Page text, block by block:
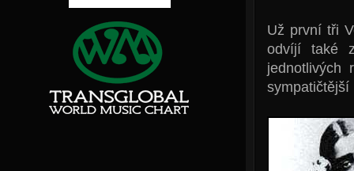
Už první tři
odvíjí také
jednotlivých
sympatičtější